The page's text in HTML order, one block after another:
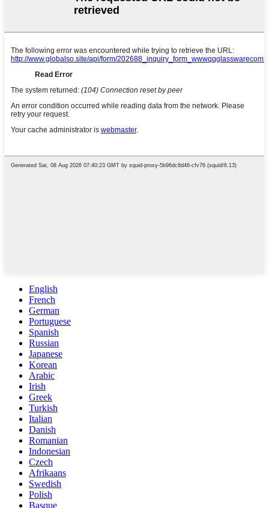
English
French
German
Portuguese
Spanish
Russian
Japanese
Korean
Arabic
Irish
Greek
Turkish
Italian
Danish
Romanian
Indonesian
Czech
Afrikaans
Swedish
Polish
Basque